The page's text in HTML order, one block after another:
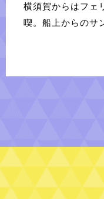
横須賀からはフェ
喫。船上からのサ